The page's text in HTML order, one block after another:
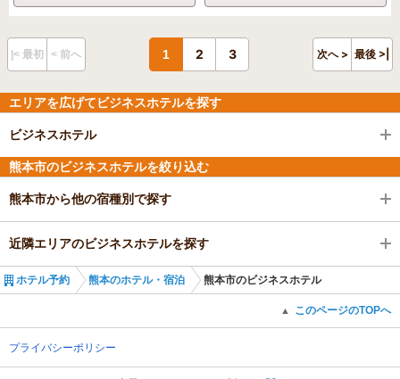
|< 最初 < 前へ 1 2 3 次へ > 最後 >|
エリアを広げてビジネスホテルを探す
ビジネスホテル
熊本市のビジネスホテルを絞り込む
熊本市から他の宿種別で探す
近隣エリアのビジネスホテルを探す
ホテル予約 熊本のホテル・宿泊 熊本市のビジネスホテル
▲ このページのTOPへ
プライバシーポリシー